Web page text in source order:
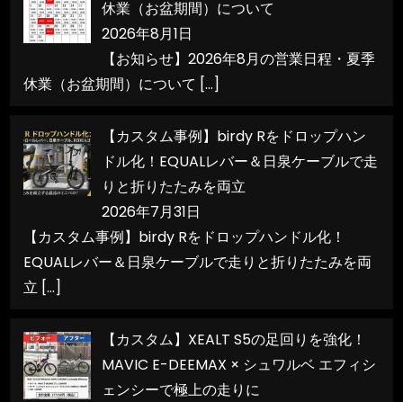
休業（お盆期間）について
2026年8月1日
【お知らせ】2026年8月の営業日程・夏季
休業（お盆期間）について […]
【カスタム事例】birdy Rをドロップハン
ドル化！EQUALレバー＆日泉ケーブルで走
りと折りたたみを両立
2026年7月31日
【カスタム事例】birdy Rをドロップハンドル化！
EQUALレバー＆日泉ケーブルで走りと折りたたみを両
立 […]
【カスタム】XEALT S5の足回りを強化！
MAVIC E-DEEMAX × シュワルベ エフィシ
ェンシーで極上の走りに